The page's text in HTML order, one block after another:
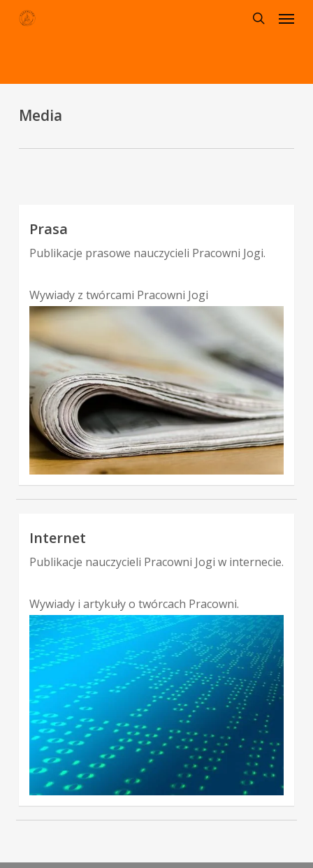
Skip
Menu
Media
Prasa
Publikacje prasowe nauczycieli Pracowni Jogi.
Wywiady z twórcami Pracowni Jogi
Internet
Publikacje nauczycieli Pracowni Jogi w internecie.
Wywiady i artykuły o twórcach Pracowni.